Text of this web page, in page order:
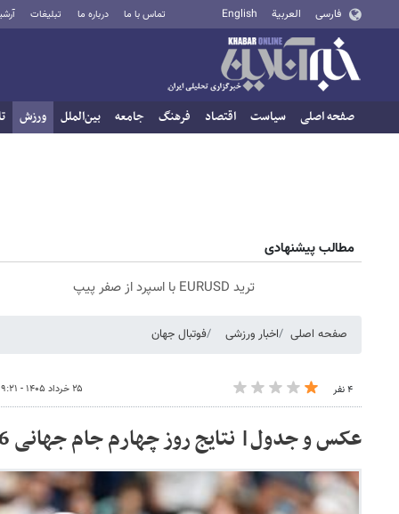
فارسی العربية English تماس با ما درباره ما تبلیغات
صفحه اصلی سیاست اقتصاد فرهنگ جامعه بین‌الملل ورزش
مطالب پیشنهادی
ترید EURUSD با اسپرد از صفر پیپ
صفحه اصلی اخبار ورزشی فوتبال جهان
۴ نفر ۲۵ خرداد ۱۴۰۵ - ۰۹:۲۱
عکس و جدول| نتایج روز چهارم جام جهانی 2026